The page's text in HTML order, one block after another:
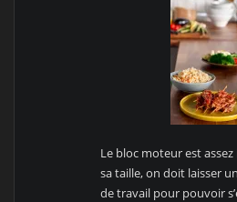
Le bloc moteur est
sa taille, on doit laisser
de travail pour pouvoir